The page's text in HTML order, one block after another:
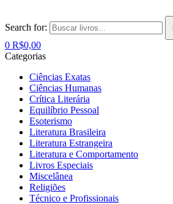
Search for:
0 R$0,00
Categorias
Ciências Exatas
Ciências Humanas
Crítica Literária
Equilíbrio Pessoal
Esoterismo
Literatura Brasileira
Literatura Estrangeira
Literatura e Comportamento
Livros Especiais
Miscelânea
Religiões
Técnico e Profissionais